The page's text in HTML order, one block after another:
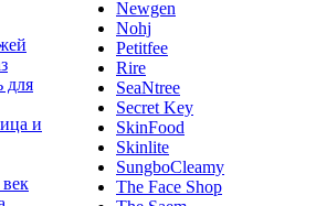
для
и
Newgen
Nohj
Petitfee
Rire
SeaNtree
Secret Key
SkinFood
Skinlite
SungboCleamy
The Face Shop